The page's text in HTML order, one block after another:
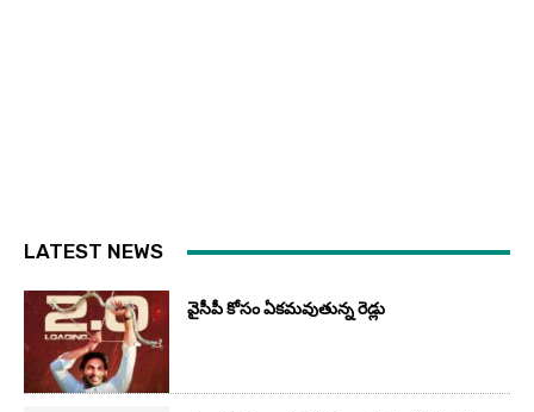
LATEST NEWS
వైసీపీ కోసం ఏక‌మ‌వుతున్న రెడ్లు